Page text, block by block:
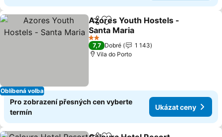
Oblíbená volba
SdíletPřidat na seznam oblíbených
Azores Youth Hostels -
Santa Maria
2 Počet hvězdiček
7,7 Dobré
1 143
Vila do Porto
Pro zobrazení přesných cen vyberte
termín
Ukázat ceny